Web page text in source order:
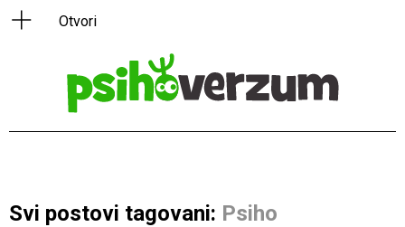
Svi postovi tagovani: Psiho